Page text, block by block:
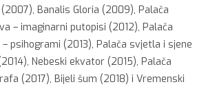
Banalis Gloria (2009), Palača
– imaginarni putopisi (2012), Palača
psihogrami (2013), Palača svjetla i sjene
Nebeski ekvator (2015), Palača
(2017), Bijeli šum (2018) i Vremenski